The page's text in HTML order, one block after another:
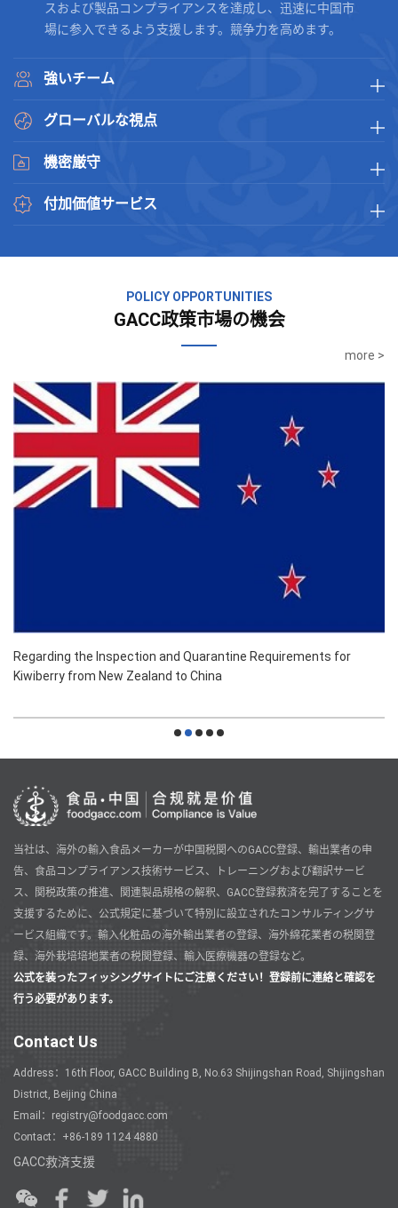
スおよび製品コンプライアンスを達成し、迅速に中国市
場に参入できるよう支援します。競争力を高めます。
強いチーム
グローバルな視点
機密厳守
付加価値サービス
POLICY OPPORTUNITIES
GACC政策市場の機会
more >
Regarding the Inspection and Quarantine Requirements for
Kiwiberry from New Zealand to China
当社は、海外の輸入食品メーカーが中国税関へのGACC登録、輸出業者の申
告、食品コンプライアンス技術サービス、トレーニングおよび翻訳サービ
ス、関税政策の推進、関連製品規格の解釈、GACC登録救済を完了することを
支援するために、公式規定に基づいて特別に設立されたコンサルティングサ
ービス組織です。輸入化粧品の海外輸出業者の登録、海外綿花業者の税関登
録、海外栽培培地業者の税関登録、輸入医療機器の登録など。
公式を装ったフィッシングサイトにご注意ください！登録前に連絡と確認を
行う必要があります。
Contact Us
Address：16th Floor, GACC Building B, No.63 Shijingshan Road, Shijingshan
District, Beijing China
Email：registry@foodgacc.com
Contact：+86-189 1124 4880
GACC救済支援